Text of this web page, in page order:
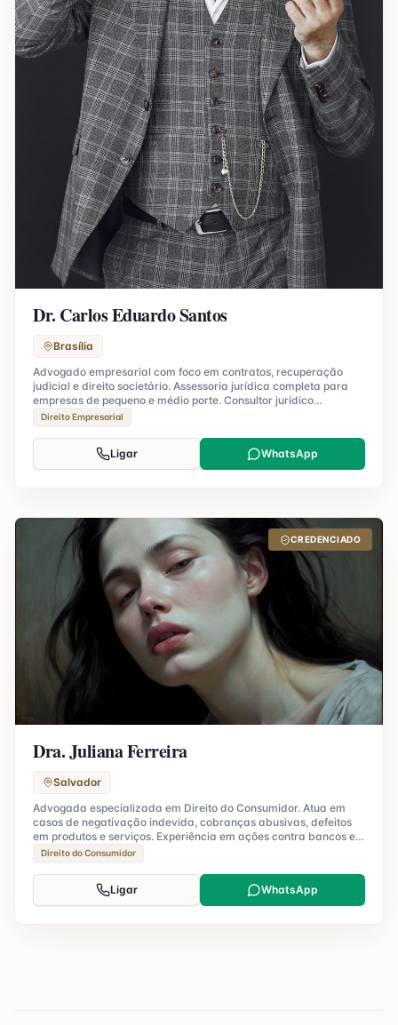
Dr. Carlos Eduardo Santos
Brasília
Advogado empresarial com foco em contratos, recuperação
judicial e direito societário. Assessoria jurídica completa para
empresas de pequeno e médio porte. Consultor jurídico
certificado.
Direito Empresarial
Ligar WhatsApp
CREDENCIADO
Dra. Juliana Ferreira
Salvador
Advogada especializada em Direito do Consumidor. Atua em
casos de negativação indevida, cobranças abusivas, defeitos
em produtos e serviços. Experiência em ações contra bancos e
operadoras.
Direito do Consumidor
Ligar WhatsApp